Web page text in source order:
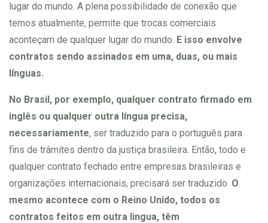
lugar do mundo. A plena possibilidade de conexão que
temos atualmente, permite que trocas comerciais
aconteçam de qualquer lugar do mundo. E isso envolve
contratos sendo assinados em uma, duas, ou mais
línguas.
No Brasil, por exemplo, qualquer contrato firmado em
inglês ou qualquer outra língua precisa,
necessariamente, ser traduzido para o português para
fins de trâmites dentro da justiça brasileira. Então, todo e
qualquer contrato fechado entre empresas brasileiras e
organizações internacionais, precisará ser traduzido. O
mesmo acontece com o Reino Unido, todos os
contratos feitos em outra lingua, têm